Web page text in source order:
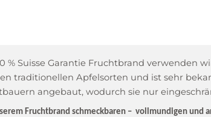
% Suisse Garantie Fruchtbrand verwenden
traditionellen Apfelsorten und ist sehr
angebaut, wodurch sie nur
Fruchtbrand schmeckbaren – vollmundigen und